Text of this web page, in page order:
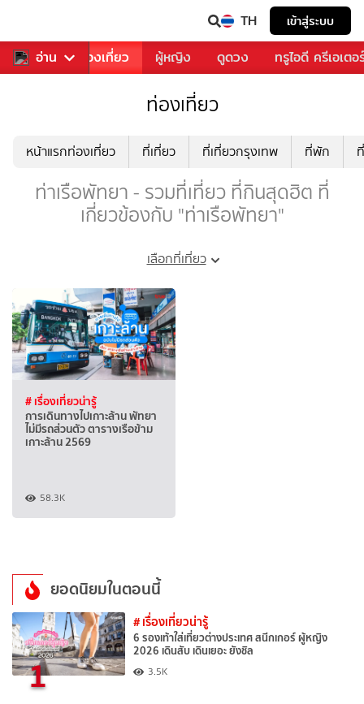
TH เข้าสู่ระบบ
อ่าน
อาหาร ท่องเที่ยว ผู้หญิง ดูดวง ทรูไอดี ครีเอเตอ
ท่องเที่ยว
หน้าแรกท่องเที่ยว ที่เที่ยว ที่เที่ยวกรุงเทพ ที่พัก
ท่าเรือพัทยา - รวมที่เที่ยว ที่กินสุดฮิต ที่
เกี่ยวข้องกับ "ท่าเรือพัทยา"
เลือกที่เที่ยว
# เรื่องเที่ยวน่ารู้
การเดินทางไปเกาะล้าน พัทยา
ไม่มีรถส่วนตัว ตารางเรือข้าม
เกาะล้าน 2569
58.3K
ยอดนิยมในตอนนี้
1
# เรื่องเที่ยวน่ารู้
6 รองเท้าใส่เที่ยวต่างประเทศ สนีกเกอร์ ผู้หญิง
2026 เดินสับ เดินเยอะ ยังชิล
3.5K